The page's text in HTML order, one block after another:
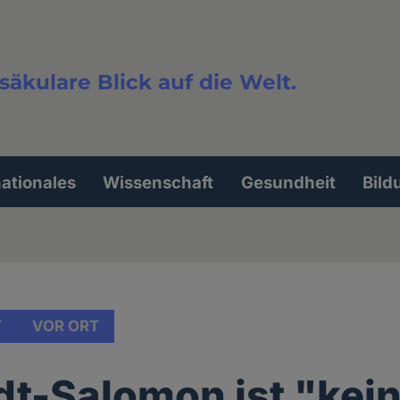
Blick auf die Welt.
Wissenschaft Gesundheit
VOR ORT